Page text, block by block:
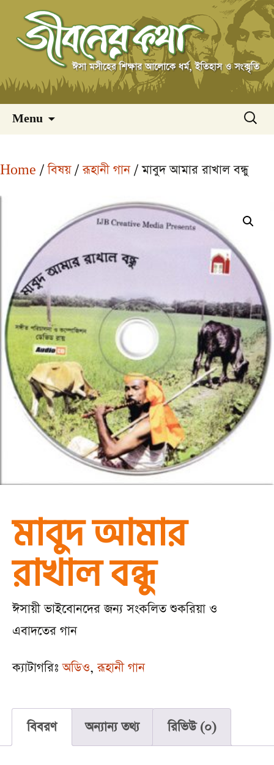
Menu
Skip
to
Home /বিষয়/ রূহানী গান/ মাবুদ আমার রাখাল বন্ধু
মাবুদ আমার
রাখাল বন্ধু
ঈসায়ী ভাইবোনদের জন্য সংকলিত শুকরিয়া ও
এবাদতের গান
ক্যাটাগরিঃঅডিও, রূহানী গান
বিবরণ অন্যান্য তথ্য রিভিউ (0)